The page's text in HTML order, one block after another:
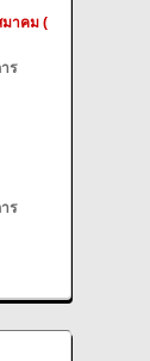
มาคม (
ร
ร